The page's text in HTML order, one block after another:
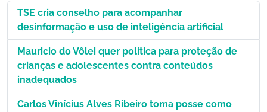
TSE cria conselho para acompanhar
desinformação e uso de inteligência artificial
Mauricio do Vôlei quer política para proteção de
crianças e adolescentes contra conteúdos
inadequados
Carlos Vinícius Alves Ribeiro toma posse como